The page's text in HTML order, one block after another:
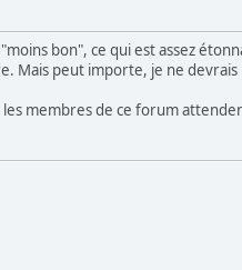
bon", ce qui est assez
Mais peut importe, je ne
membres de ce forum